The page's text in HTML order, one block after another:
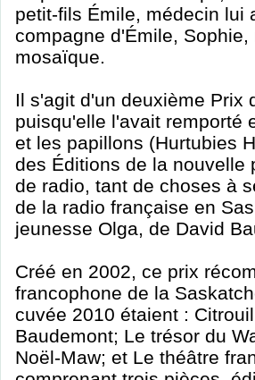
petit-fils Émile, médecin lui
compagne d'Émile,
mosaïque.
Il s'agit d'un deuxième Prix
puisqu'elle l'avait remporté
et les papillons (Hurtubies
des Éditions de la nouvelle
de radio, tant de choses à
de la radio française en
jeunesse Olga, de David
Créé en 2002, ce prix
francophone de la
cuvée 2010 étaient :
Baudemont; Le trésor du
Noël-Maw; et Le théâtre